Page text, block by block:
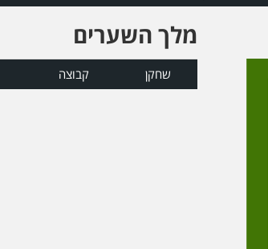
מלך השערים
שחקן קבוצה